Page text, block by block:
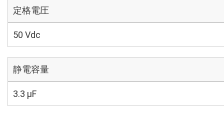
定格電圧
50 Vdc
静電容量
3.3 µF